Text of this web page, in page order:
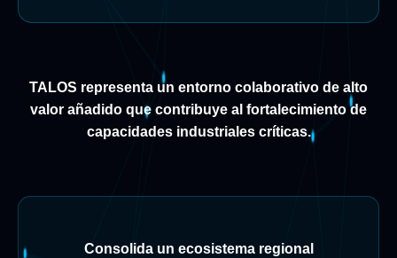
TALOS representa un entorno colaborativo de alto
valor añadido que contribuye al fortalecimiento de
capacidades industriales críticas.
Consolida un ecosistema regional